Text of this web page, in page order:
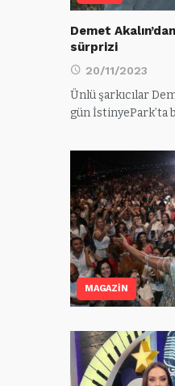
Demet
sürprizi
20/11/2023
Ünlü şarkıcılar
gün İstinyePark’ta
MAGAZİN